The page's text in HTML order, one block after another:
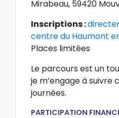
Mirabeau, 59420
Inscriptions :
centre du Haumont
Places limitées
Le parcours est un
je m’engage à suivre
journées.
PARTICIPATION